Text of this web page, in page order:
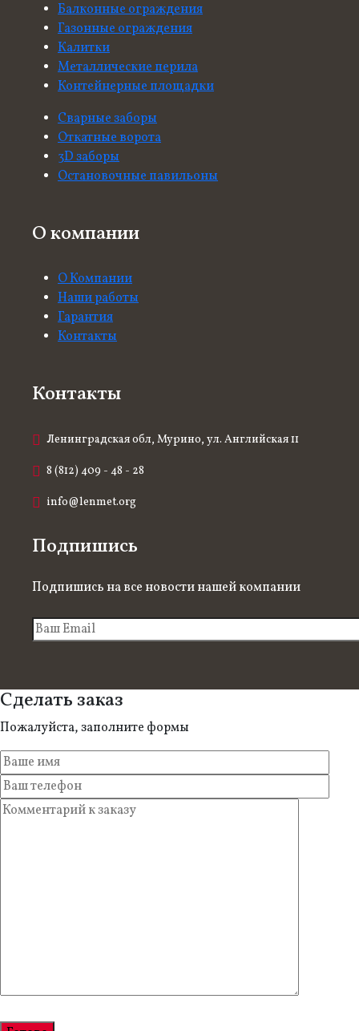
Балконные ограждения
Газонные ограждения
Калитки
Металлические перила
Контейнерные площадки
Сварные заборы
Откатные ворота
3D заборы
Остановочные павильоны
О компании
О Компании
Наши работы
Гарантия
Контакты
Контакты
Ленинградская обл, Мурино, ул. Английская 11
8 (812) 409 - 48 - 28
info@lenmet.org
Подпишись
Подпишись на все новости нашей компании
Сделать заказ
Пожалуйста, заполните формы